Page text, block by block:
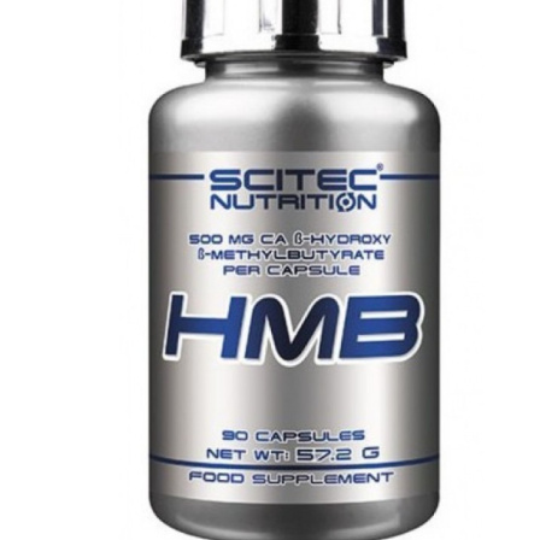
АНАБОЛИЧЕСКИЕ
АКСЕССУАРЫ
ДОБАВКИ ДЛЯ СУСТАВОВ И